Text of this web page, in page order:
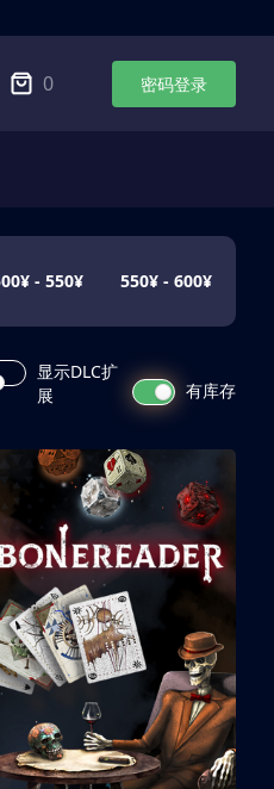
0 密码登录
- 550¥ 550¥ - 600¥
显示DLC扩
展
有库存